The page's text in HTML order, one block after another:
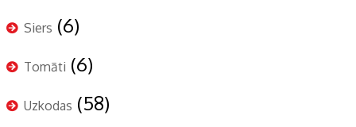
Siers (6)
Tomāti (6)
Uzkodas (58)